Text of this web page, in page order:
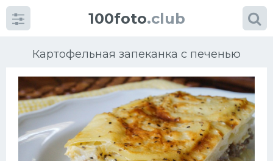
100foto.club
Картофельная запеканка с печенью
Категориикартинок